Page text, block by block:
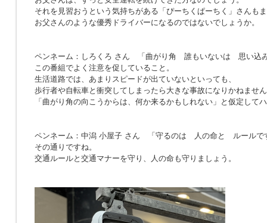
それを見習おうという気持ちがある「ぴーちくぱーちく」さんも
お父さんのような優秀ドライバーになるのではないでしょうか。
ペンネーム：しろくろ さん
「曲がり角 誰もいないは 思い込
この番組でよく注意を促していること。
生活道路では、あまりスピードが出ていないといっても、
歩行者や自転車と衝突してしまったら大きな事故になりかねませ
「曲がり角の向こうからは、何か来るかもしれない」と仮定して
ペンネーム：中潟 小屋子 さん 「 守るのは 人の命と ルールで
その通りですね。
交通ルールと交通マナーを守り、人の命も守りましょう。